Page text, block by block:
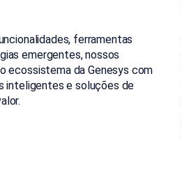
ferramentas
emergentes, nossos
ecossistema da Genesys com
inteligentes e soluções de